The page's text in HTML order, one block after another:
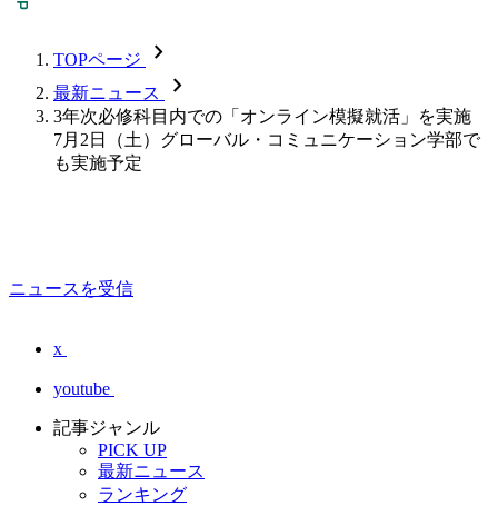
TOPページ chevron_forward
最新ニュース chevron_forward
3年次必修科目内での「オンライン模擬就活」を実施
7月2日（土）グローバル・コミュニケーション学部で
も実施予定
ニュースを受信
x
youtube
記事ジャンル
PICK UP
最新ニュース
ランキング